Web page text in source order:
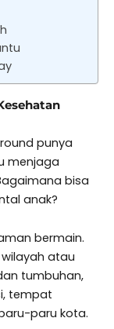
punya
menjaga
bisa
anak?
bermain.
atau
tumbuhan,
tempat
paru kota.